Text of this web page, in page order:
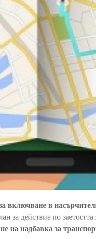
включване в
за действие по заетостта
на надбавка за